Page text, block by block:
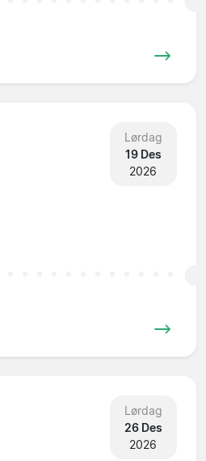
Lørdag
19 Des
2026
Lørdag
26 Des
2026